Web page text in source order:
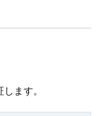
ます。